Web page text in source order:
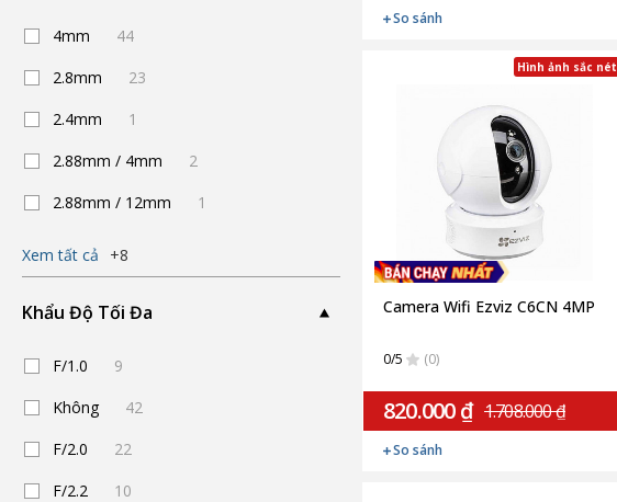
4mm
44
2.8mm
23
2.4mm
1
2.88mm / 4mm
2
2.88mm / 12mm
1
Xem tất cả +8
Khẩu Độ Tối Đa
F/1.0
9
Không
42
F/2.0
22
F/2.2
10
So sánh
Hình ảnh sắc nét
Camera Wifi Ezviz C6CN 4MP
0/5 (0)
820.000 ₫ 1.708.000 ₫
So sánh